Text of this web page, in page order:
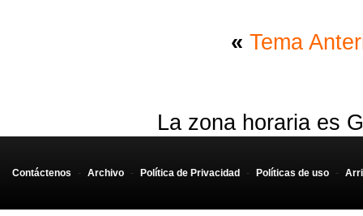
« Tema
La zona horaria es
Contáctenos - Archivo - Política de Privacidad - Políticas de uso -